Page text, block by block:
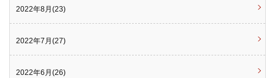
2022年8月(23)
2022年7月(27)
2022年6月(26)